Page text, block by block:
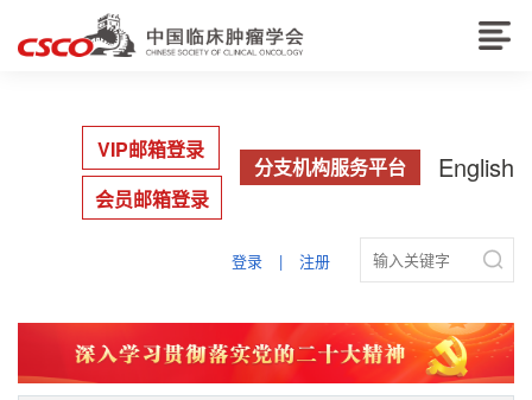
English
分支机构服务平台
VIP邮箱登录
会员邮箱登录

登录 | 注册